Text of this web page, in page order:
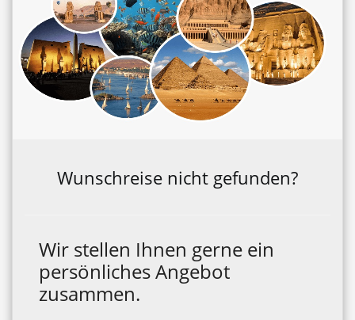
Wunschreise nicht gefunden?
Wir stellen Ihnen gerne ein
persönliches Angebot
zusammen.